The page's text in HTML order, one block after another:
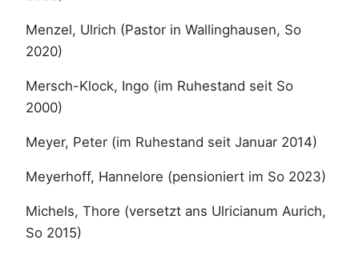
Menzel, Ulrich (Pastor in Wallinghausen, So
2020)
Mersch-Klock, Ingo (im Ruhestand seit So
2000)
Meyer, Peter (im Ruhestand seit Januar 2014)
Meyerhoff, Hannelore (pensioniert im So 2023)
Michels, Thore (versetzt ans Ulricianum Aurich,
So 2015)